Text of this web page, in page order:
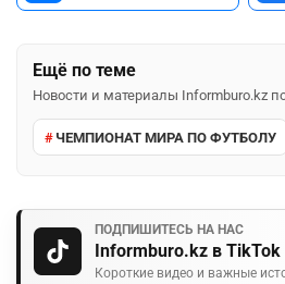
Ещё по теме
Новости и материалы Informburo.kz
ЧЕМПИОНАТ МИРА ПО ФУТБОЛУ
ПОДПИШИТЕСЬ НА НАС
Informburo.kz в TikTok
Короткие видео и важные